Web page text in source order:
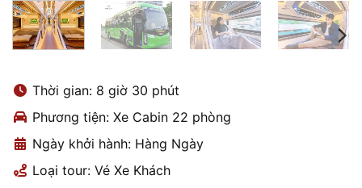
Thời gian: 8 giờ 30 phút
Phương tiện: Xe Cabin 22 phòng
Ngày khởi hành: Hàng Ngày
Loại tour: Vé Xe Khách